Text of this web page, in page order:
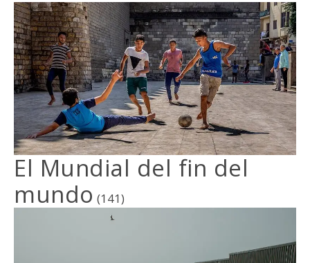
El Mundial del fin del
mundo (141)